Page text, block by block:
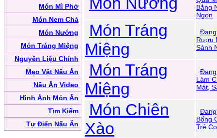
Món Mì Phở
Món Nem Chả
Món Nướng
Món Tráng Miệng
Nguyên Liệu Chính
Mẹo Vặt Nấu Ăn
Nấu Ăn Video
Hình Ảnh Món Ăn
Tìm Kiếm
Tự Điển Nấu Ăn
Bằng
Ngon
Món Tráng
Miệng
Rượu
Sánh
Món Tráng
Miệng
Đang
Làm
Mát,
Món Chiên
Xào
Bống
Trẻ